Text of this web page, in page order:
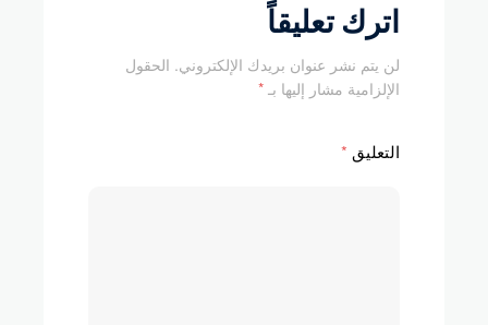
اترك تعليقاً
لن يتم نشر عنوان بريدك الإلكتروني. الحقول
الإلزامية مشار إليها بـ *
التعليق *